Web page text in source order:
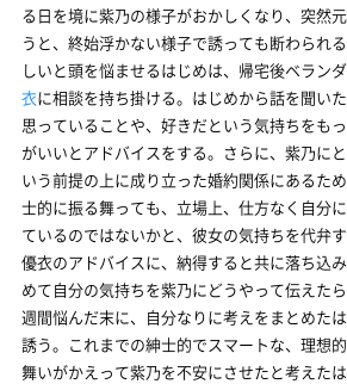
る日を境に紫乃の様子がおかしくなり、突然
うと、終始浮かない様子で誘っても断わられ
しいと頭を悩ませるはじめは、帰宅後ベラン
衣に相談を持ち掛ける。はじめから話を聞い
思っていることや、好きだという気持ちをも
がいいとアドバイスをする。さらに、紫乃に
いう前提の上に成り立った婚約関係にあるた
士的に振る舞っても、立場上、仕方なく自分
ているのではないかと、彼女の気持ちを代弁
優衣のアドバイスに、納得すると共に落ち込
めて自分の気持ちを紫乃にどうやって伝えた
週間悩んだ末に、自分なりに考えをまとめた
誘う。これまでの紳士的でスマートな、理想
舞いがかえって紫乃を不安にさせたと考えた